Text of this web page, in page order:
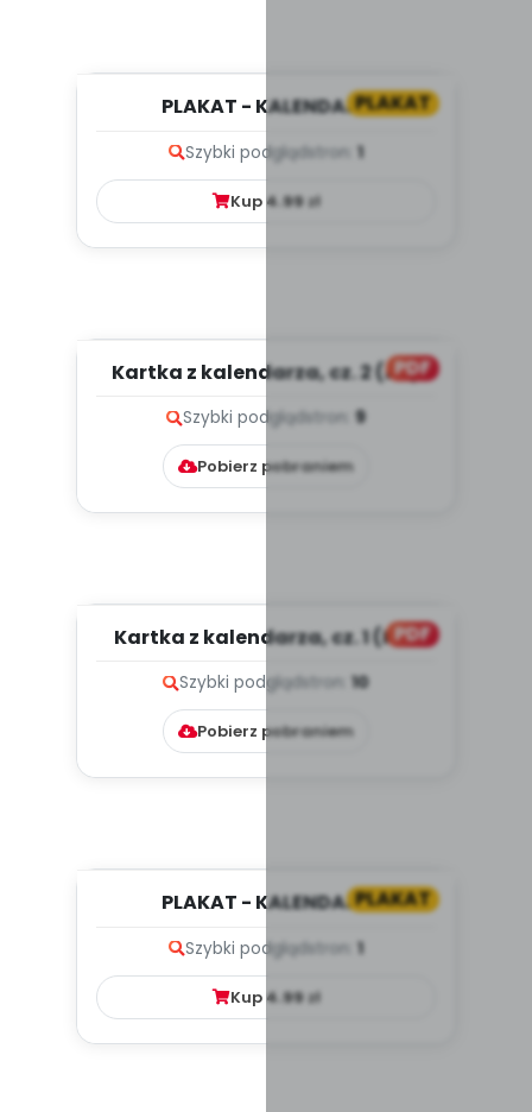
PLAKAT
PLAKAT - KALENDARZ
Szybki podglądstron: 1
Kup4.99zł
PDF
Kartka z kalendarza, cz. 2 (PD)
Szybki podglądstron: 9
Pobierz pobraniem
PDF
Kartka z kalendarza, cz. 1 (PD)
Szybki podgląd stron: 10
Pobierz pobraniem
PLAKAT
PLAKAT - KALENDARZ
Szybki podglądstron: 1
Kup4.99zł